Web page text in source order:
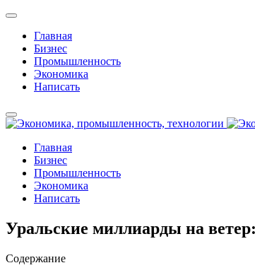
Главная
Бизнес
Промышленность
Экономика
Написать
Главная
Бизнес
Промышленность
Экономика
Написать
Уральские миллиарды на
Содержание